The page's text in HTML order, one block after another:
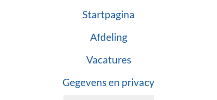
Startpagina
Afdeling
Vacatures
Gegevens en privacy